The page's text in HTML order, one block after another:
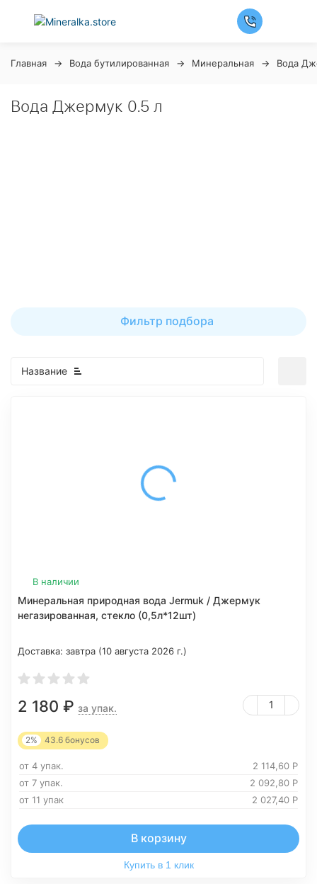
Главная Вода бутилированная Минеральная Вода
Вода Джермук 0.5 л
Фильтр подбора
Название
В наличии
Минеральная природная вода Jermuk / Джермук
негазированная, стекло (0,5л*12шт)
Доставка: завтра (10 августа 2026 г.)
2 180 ₽ за упак.
2% 43.6 бонусов
от 4 упак. 2 114,60 Р
от 7 упак.
2 092,80 Р
от 11 упак
2 027,40 Р
В корзину
Купить в 1 клик